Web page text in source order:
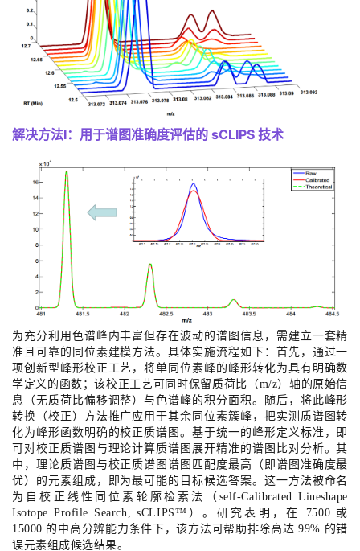
解决方法Ⅰ：用于谱图准确度评估的 sCLIPS 技术
为充分利用色谱峰内丰富但存在波动的谱图信息，需建立一套精
准且可靠的同位素建模方法。具体实施流程如下：首先，通过一
项创新型峰形校正工艺，将单同位素峰的峰形转化为具有明确数
学定义的函数；该校正工艺可同时保留质荷比（m/z）轴的原始信
息（无质荷比偏移调整）与色谱峰的积分面积。随后，将此峰形
转换（校正）方法推广应用于其余同位素簇峰，把实测质谱图转
化为峰形函数明确的校正质谱图。基于统一的峰形定义标准，即
可对校正质谱图与理论计算质谱图展开精准的谱图比对分析。其
中，理论质谱图与校正质谱图谱图匹配度最高（即谱图准确度最
优）的元素组成，即为最可能的目标候选答案。这一方法被命名
为 自校正线性同位素轮廓检索法（self-Calibrated Lineshape
Isotope Profile Search, sCLIPS™）。研究表明，在 7500 或
15000 的中高分辨能力条件下，该方法可帮助排除高达 99% 的错
误元素组成候选结果。